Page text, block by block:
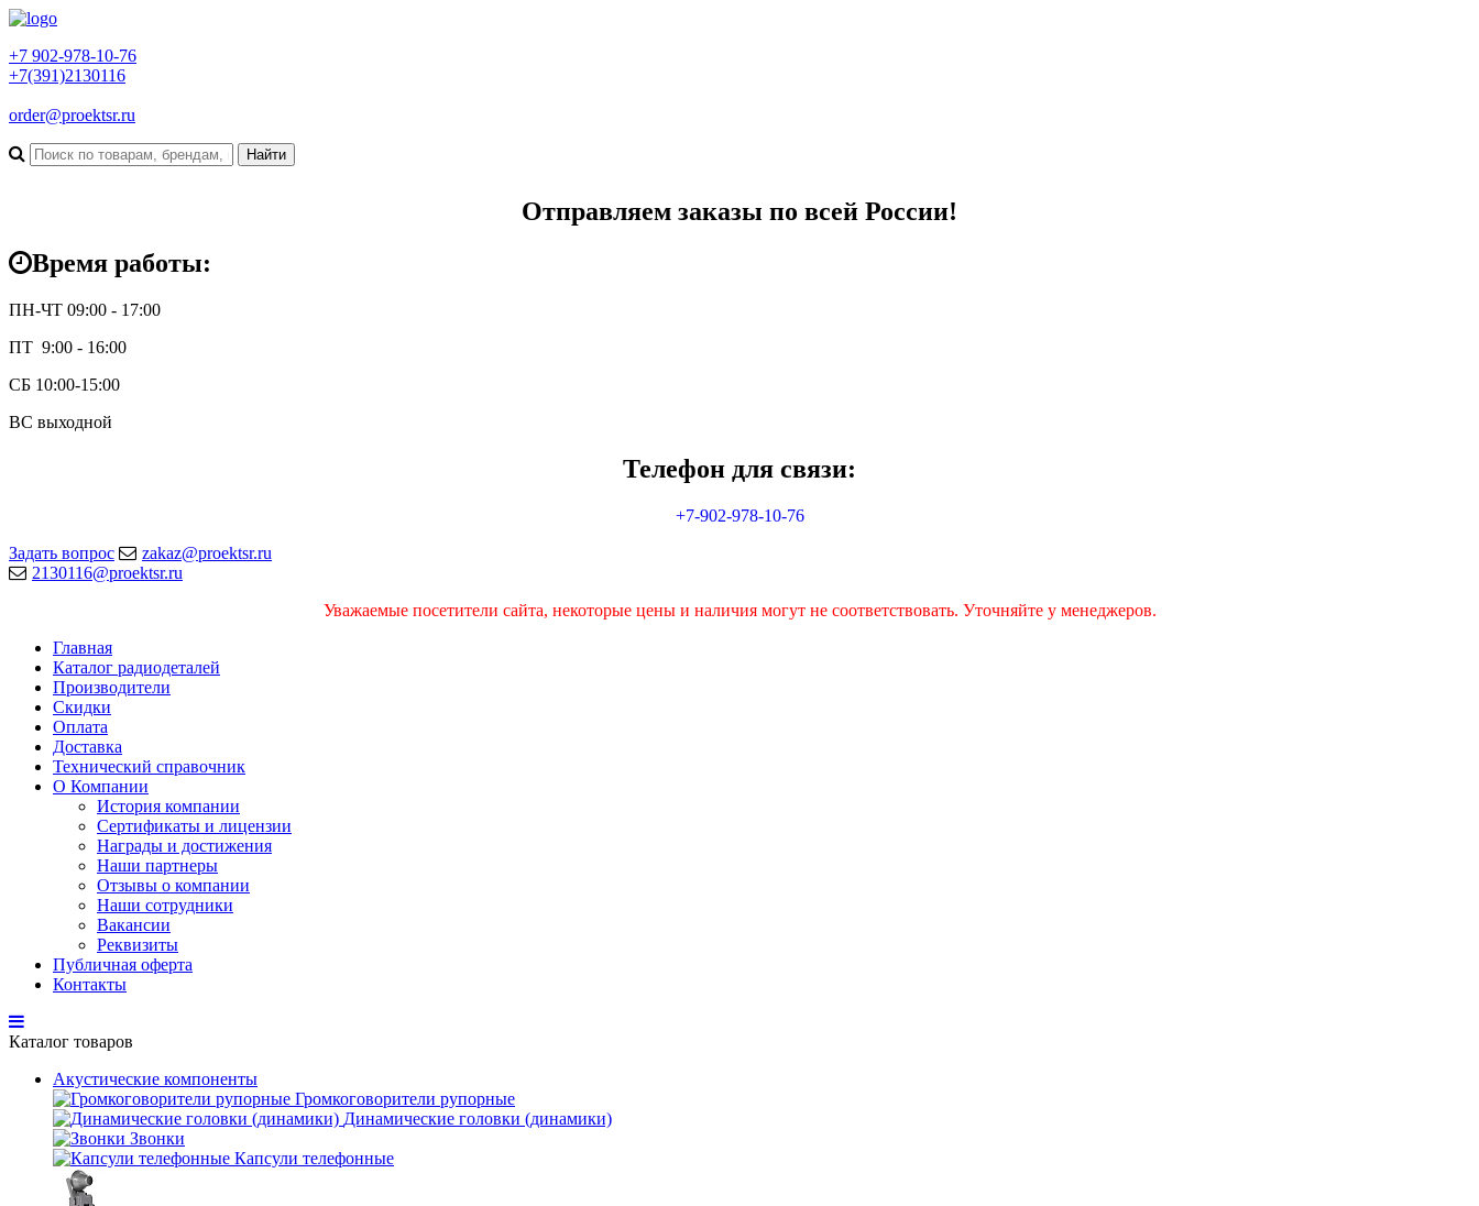
+7 902-978-10-76
+7(391)2130116
order@proektsr.ru
Отправляем заказы по всей России!
Время работы:
ПН-ЧТ 09:00 - 17:00
ПТ 9:00 - 16:00
СБ 10:00-15:00
ВС выходной
Телефон для связи:
+7-902-978-10-76
Задать вопрос
zakaz@proektsr.ru
2130116@proektsr.ru
Уважаемые посетители сайта, некоторые цены и наличия могут не соответствовать. Уточняйте у менеджеров.
Главная
Каталог радиодеталей
Производители
Скидки
Оплата
Доставка
Технический справочник
О Компании
История компании
Сертификаты и лицензии
Награды и достижения
Наши партнеры
Отзывы о компании
Наши сотрудники
Вакансии
Реквизиты
Публичная оферта
Контакты
Каталог товаров
Акустические компоненты
Громкоговорители рупорные
Динамические головки (динамики)
Звонки
Капсули телефонные